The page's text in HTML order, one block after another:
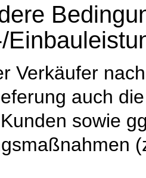
Verkäufer
auch
sowie